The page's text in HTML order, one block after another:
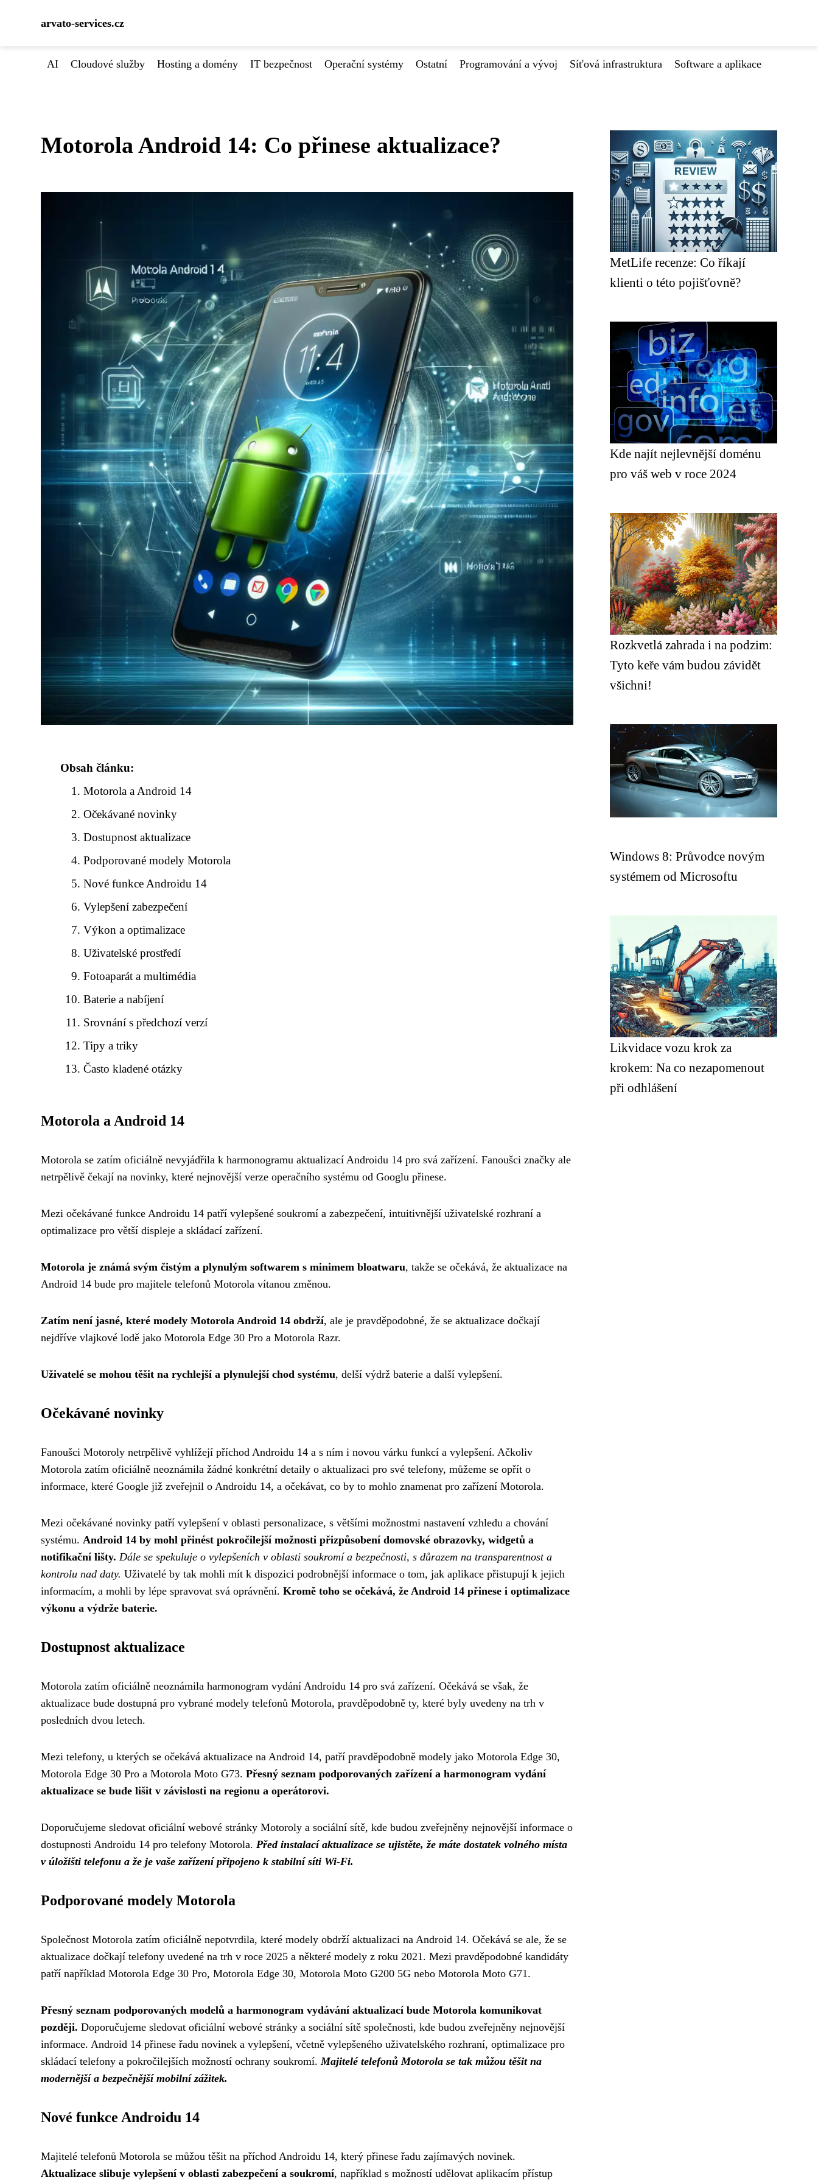
arvato-services.cz
AI Cloudové služby Hosting a domény IT bezpečnost Operační systémy Ostatní Programování a vývoj Síťová infrastruktura Software a aplikace
Motorola Android 14: Co přinese aktualizace?
Obsah článku:
Motorola a Android 14
Očekávané novinky
Dostupnost aktualizace
Podporované modely Motorola
Nové funkce Androidu 14
Vylepšení zabezpečení
Výkon a optimalizace
Uživatelské prostředí
Fotoaparát a multimédia
Baterie a nabíjení
Srovnání s předchozí verzí
Tipy a triky
Často kladené otázky
Motorola a Android 14
Motorola se zatím oficiálně nevyjádřila k harmonogramu aktualizací Androidu 14 pro svá zařízení. Fanoušci značky ale
netrpělivě čekají na novinky, které nejnovější verze operačního systému od Googlu přinese.
Mezi očekávané funkce Androidu 14 patří vylepšené soukromí a zabezpečení, intuitivnější uživatelské rozhraní a
optimalizace pro větší displeje a skládací zařízení.
Motorola je známá svým čistým a plynulým softwarem s minimem bloatwaru, takže se očekává, že aktualizace na
Android 14 bude pro majitele telefonů Motorola vítanou změnou.
Zatím není jasné, které modely Motorola Android 14 obdrží, ale je pravděpodobné, že se aktualizace dočkají
nejdříve vlajkové lodě jako Motorola Edge 30 Pro a Motorola Razr.
Uživatelé se mohou těšit na rychlejší a plynulejší chod systému, delší výdrž baterie a další vylepšení.
Očekávané novinky
Fanoušci Motoroly netrpělivě vyhlížejí příchod Androidu 14 a s ním i novou várku funkcí a vylepšení. Ačkoliv
Motorola zatím oficiálně neoznámila žádné konkrétní detaily o aktualizaci pro své telefony, můžeme se opřít o
informace, které Google již zveřejnil o Androidu 14, a očekávat, co by to mohlo znamenat pro zařízení Motorola.
Mezi očekávané novinky patří vylepšení v oblasti personalizace, s většími možnostmi nastavení vzhledu a chování
systému. Android 14 by mohl přinést pokročilejší možnosti přizpůsobení domovské obrazovky, widgetů a
notifikační lišty. Dále se spekuluje o vylepšeních v oblasti soukromí a bezpečnosti, s důrazem na transparentnost a
kontrolu nad daty. Uživatelé by tak mohli mít k dispozici podrobnější informace o tom, jak aplikace přistupují k jejich
informacím, a mohli by lépe spravovat svá oprávnění. Kromě toho se očekává, že Android 14 přinese i optimalizace
výkonu a výdrže baterie.
Dostupnost aktualizace
Motorola zatím oficiálně neoznámila harmonogram vydání Androidu 14 pro svá zařízení. Očekává se však, že
aktualizace bude dostupná pro vybrané modely telefonů Motorola, pravděpodobně ty, které byly uvedeny na trh v
posledních dvou letech.
Mezi telefony, u kterých se očekává aktualizace na Android 14, patří pravděpodobně modely jako Motorola Edge 30,
Motorola Edge 30 Pro a Motorola Moto G73. Přesný seznam podporovaných zařízení a harmonogram vydání
aktualizace se bude lišit v závislosti na regionu a operátorovi.
Doporučujeme sledovat oficiální webové stránky Motoroly a sociální sítě, kde budou zveřejněny nejnovější informace o
dostupnosti Androidu 14 pro telefony Motorola. Před instalací aktualizace se ujistěte, že máte dostatek volného místa
v úložišti telefonu a že je vaše zařízení připojeno k stabilní síti Wi-Fi.
Podporované modely Motorola
Společnost Motorola zatím oficiálně nepotvrdila, které modely obdrží aktualizaci na Android 14. Očekává se ale, že se
aktualizace dočkají telefony uvedené na trh v roce 2025 a některé modely z roku 2021. Mezi pravděpodobné kandidáty
patří například Motorola Edge 30 Pro, Motorola Edge 30, Motorola Moto G200 5G nebo Motorola Moto G71.
Přesný seznam podporovaných modelů a harmonogram vydávání aktualizací bude Motorola komunikovat
později. Doporučujeme sledovat oficiální webové stránky a sociální sítě společnosti, kde budou zveřejněny nejnovější
informace. Android 14 přinese řadu novinek a vylepšení, včetně vylepšeného uživatelského rozhraní, optimalizace pro
skládací telefony a pokročilejších možností ochrany soukromí.Majitelé telefonů Motorola se tak můžou těšit na
modernější a bezpečnější mobilní zážitek.
Nové funkce Androidu 14
Majitelé telefonů Motorola se můžou těšit na příchod Androidu 14, který přinese řadu zajímavých novinek.
Aktualizace slibuje vylepšení v oblasti zabezpečení a soukromí, například s možností udělovat aplikacím přístup
MetLife recenze: Co říkají
klienti o této pojišťovně?
Kde najít nejlevnější doménu
pro váš web v roce 2024
Rozkvetlá zahrada i na podzim:
Tyto keře vám budou závidět
všichni!
Windows 8: Průvodce novým
systémem od Microsoftu
Likvidace vozu krok za
krokem: Na co nezapomenout
při odhlášení